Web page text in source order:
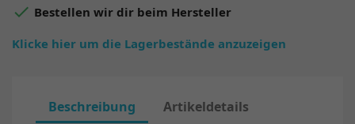
 Bestellen wir dir beim Hersteller
Klicke hier um die Lagerbestände anzuzeigen
Beschreibung
Artikeldetails